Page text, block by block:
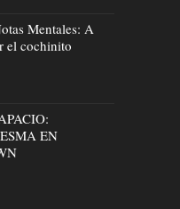
Mentales: A
el cochinito
EN